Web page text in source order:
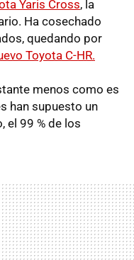
Yaris Cross, la
Ha cosechado
quedando por
Toyota C-HR.
menos como es
han supuesto un
el 99 % de los